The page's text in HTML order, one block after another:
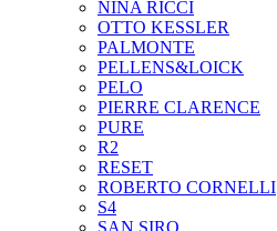
NINA RICCI
OTTO KESSLER
PALMONTE
PELLENS&LOICK
PELO
PIERRE CLARENCE
PURE
R2
RESET
ROBERTO CORNELLI
S4
SAN SIRO